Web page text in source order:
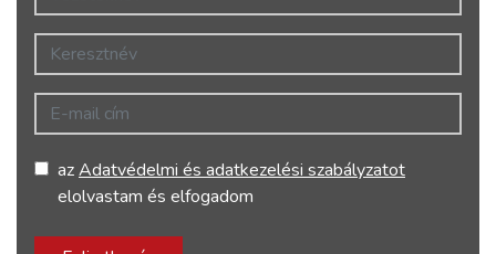
Keresztnév
E-mail cím
azAdatvédelmi és adatkezelési szabályzatot
elolvastam és elfogadom